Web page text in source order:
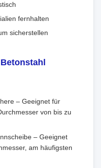
fernhalten
sicherstellen
– Geeignet für
von bis zu
– Geeignet
am häufigsten